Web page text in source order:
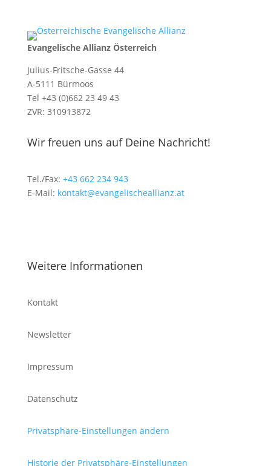
Evangelische Allianz Österreich
Julius-Fritsche-Gasse 44
A-5111 Bürmoos
Tel +43 (0)662 23 49 43
ZVR: 310913872
Wir freuen uns auf Deine Nachricht!
Tel./Fax: +43 662 234 943
E-Mail: kontakt@evangelischeallianz.at
Weitere Informationen
Kontakt
Newsletter
Impressum
Datenschutz
Privatsphäre-Einstellungen ändern
Historie der Privatsphäre-Einstellungen